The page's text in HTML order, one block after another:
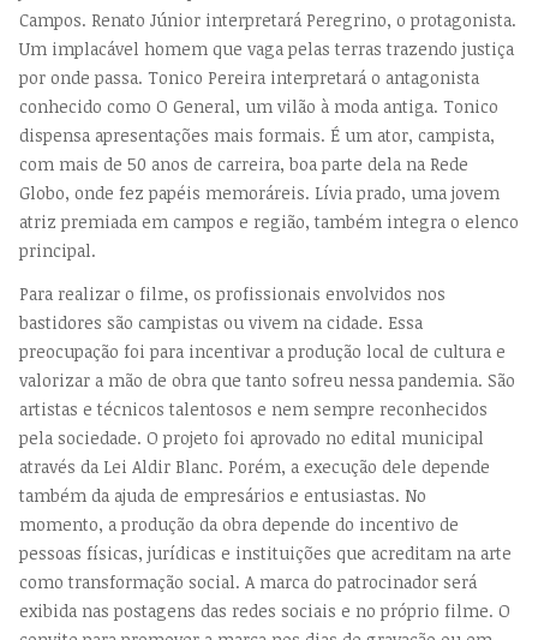
Campos. Renato Júnior interpretará Peregrino, o protagonista.
Um implacável homem que vaga pelas terras trazendo justiça
por onde passa. Tonico Pereira interpretará o antagonista
conhecido como O General, um vilão à moda antiga. Tonico
dispensa apresentações mais formais. É um ator, campista,
com mais de 50 anos de carreira, boa parte dela na Rede
Globo, onde fez papéis memoráreis. Lívia prado, uma jovem
atriz premiada em campos e região, também integra o elenco
principal.
Para realizar o filme, os profissionais envolvidos nos
bastidores são campistas ou vivem na cidade. Essa
preocupação foi para incentivar a produção local de cultura e
valorizar a mão de obra que tanto sofreu nessa pandemia. São
artistas e técnicos talentosos e nem sempre reconhecidos
pela sociedade. O projeto foi aprovado no edital municipal
através da Lei Aldir Blanc. Porém, a execução dele depende
também da ajuda de empresários e entusiastas. No
momento, a produção da obra depende do incentivo de
pessoas físicas, jurídicas e instituições que acreditam na arte
como transformação social. A marca do patrocinador será
exibida nas postagens das redes sociais e no próprio filme. O